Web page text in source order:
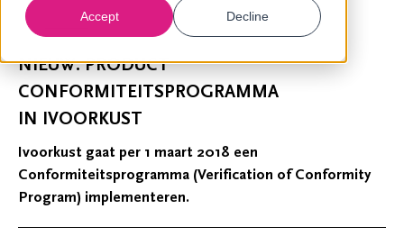
Accept Decline
Nieuws
​NIEUW: PRODUCT
CONFORMITEITSPROGRAMMA
IN IVOORKUST
Ivoorkust gaat per 1 maart 2018 een
Conformiteitsprogramma (Verification of Conformity
Program) implementeren.